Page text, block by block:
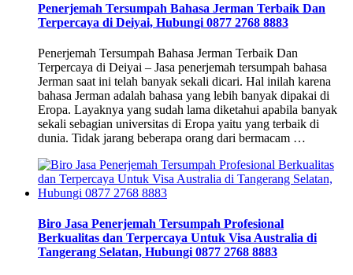
Penerjemah Tersumpah Bahasa Jerman Terbaik Dan
Terpercaya di Deiyai, Hubungi 0877 2768 8883
Penerjemah Tersumpah Bahasa Jerman Terbaik Dan
Terpercaya di Deiyai – Jasa penerjemah tersumpah bahasa
Jerman saat ini telah banyak sekali dicari. Hal inilah karena
bahasa Jerman adalah bahasa yang lebih banyak dipakai di
Eropa. Layaknya yang sudah lama diketahui apabila banyak
sekali sebagian universitas di Eropa yaitu yang terbaik di
dunia. Tidak jarang beberapa orang dari bermacam …
Biro Jasa Penerjemah Tersumpah Profesional
Berkualitas dan Terpercaya Untuk Visa Australia di
Tangerang Selatan, Hubungi 0877 2768 8883